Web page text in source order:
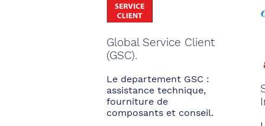
Global Service Client
(GSC).
Le departement GSC :
assistance technique,
fourniture de
composants et conseil.